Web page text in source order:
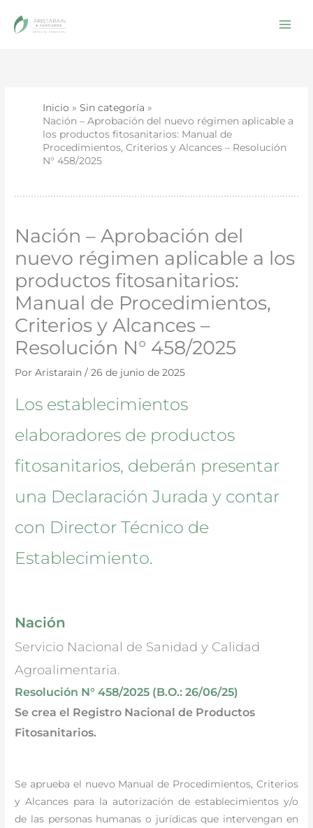
Inicio
Sin categoría
Nación – Aprobación del nuevo régimen aplicable a
los productos fitosanitarios: Manual de
Procedimientos, Criterios y Alcances – Resolución
N° 458/2025
Nación – Aprobación del
nuevo régimen aplicable a los
productos fitosanitarios:
Manual de Procedimientos,
Criterios y Alcances –
Resolución N° 458/2025
PorAristarain/26 de junio de 2025
Los establecimientos
elaboradores de productos
fitosanitarios, deberán presentar
una Declaración Jurada y contar
con Director Técnico de
Establecimiento.
Nación
Servicio Nacional de Sanidad y Calidad
Agroalimentaria.
Resolución N° 458/2025 (B.O.: 26/06/25)
Se crea el Registro Nacional de Productos
Fitosanitarios.
Se aprueba el nuevo Manual de Procedimientos, Criterios
y Alcances para la autorización de establecimientos y/o
de las personas humanas o jurídicas que intervengan en